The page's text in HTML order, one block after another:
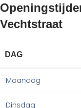
Vechtstraat
DAG
Maandag
Dinsdag